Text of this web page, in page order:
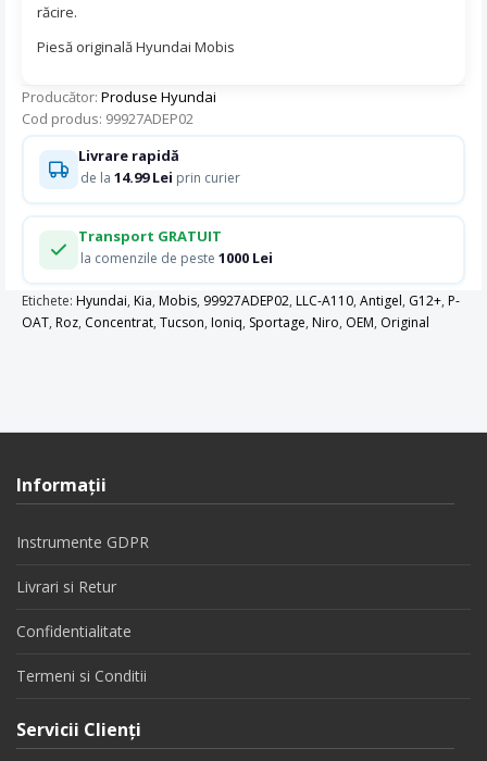
răcire.
Piesă originală Hyundai Mobis
Producător: Produse Hyundai
Cod produs: 99927ADEP02
Livrare rapidă
de la 14.99 Lei prin curier
Transport GRATUIT
la comenzile de peste 1000 Lei
Etichete: Hyundai, Kia, Mobis, 99927ADEP02, LLC-A110, Antigel, G12+, P-
OAT, Roz, Concentrat, Tucson, Ioniq, Sportage, Niro, OEM, Original
Informaţii
Instrumente GDPR
Livrari si Retur
Confidentialitate
Termeni si Conditii
Servicii Clienţi